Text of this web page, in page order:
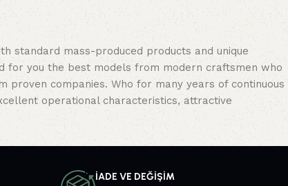
standard mass-produced products and unique
for you the best models from modern craftsmen who
proven companies. Who for many years of continuous
operational characteristics, attractive
İADE VE DEĞİŞİM